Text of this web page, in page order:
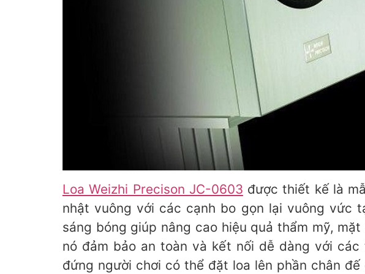
Loa Weizhi Precison JC-0603 được thiết kế là
nhật vuông với các cạnh bo gọn lại vuông vức
sáng bóng giúp nâng cao hiệu quả thẩm mỹ,
nó đảm bảo an toàn và kết nối dễ dàng với
đứng người chơi có thể đặt loa lên phần chân